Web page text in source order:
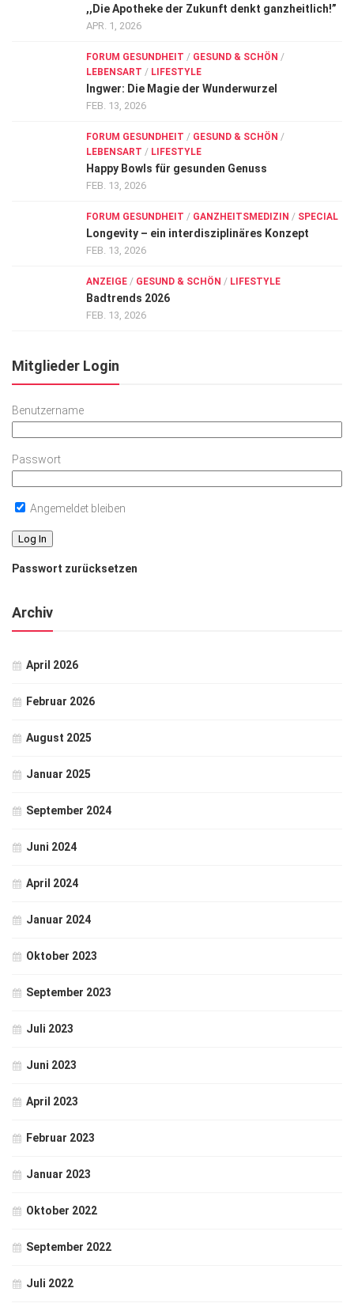
,,Die Apotheke der Zukunft denkt ganzheitlich!”
APR. 1, 2026
FORUM GESUNDHEIT / GESUND & SCHÖN /
LEBENSART / LIFESTYLE
Ingwer: Die Magie der Wunderwurzel
FEB. 13, 2026
FORUM GESUNDHEIT / GESUND & SCHÖN /
LEBENSART / LIFESTYLE
Happy Bowls für gesunden Genuss
FEB. 13, 2026
FORUM GESUNDHEIT / GANZHEITSMEDIZIN / SPECIAL
Longevity – ein interdisziplinäres Konzept
FEB. 13, 2026
ANZEIGE / GESUND & SCHÖN / LIFESTYLE
Badtrends 2026
FEB. 13, 2026
Mitglieder Login
Benutzername
Passwort
Angemeldet bleiben
Passwort zurücksetzen
Archiv
April 2026
Februar 2026
August 2025
Januar 2025
September 2024
Juni 2024
April 2024
Januar 2024
Oktober 2023
September 2023
Juli 2023
Juni 2023
April 2023
Februar 2023
Januar 2023
Oktober 2022
September 2022
Juli 2022